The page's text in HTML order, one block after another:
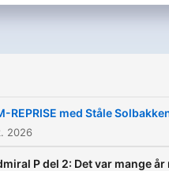
REPRISE med Ståle
2026
P del 2: Det var mange